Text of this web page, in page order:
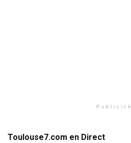
Publicité
Toulouse7.com en Direct